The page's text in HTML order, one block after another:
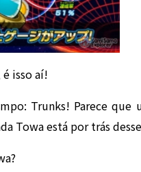
é isso aí!
Trunks! Parece que
Towa está por trás